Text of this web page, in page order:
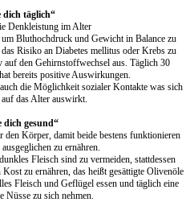
dich täglich“
Denkleistung im Alter
Bluthochdruck und Gewicht in Balance zu
Risiko an Diabetes mellitus oder Krebs zu
den Gehirnstoffwechsel aus. Täglich 30
bereits positive Auswirkungen.
die Möglichkeit sozialer Kontakte was sich
das Alter auswirkt.
dich gesund“
Körper, damit beide bestens funktionieren
zu ernähren.
Fleisch sind zu vermeiden, stattdessen
zu ernähren, das heißt gesättigte Olivenöle
Fleisch und Geflügel essen und täglich eine
Nüsse zu sich nehmen.